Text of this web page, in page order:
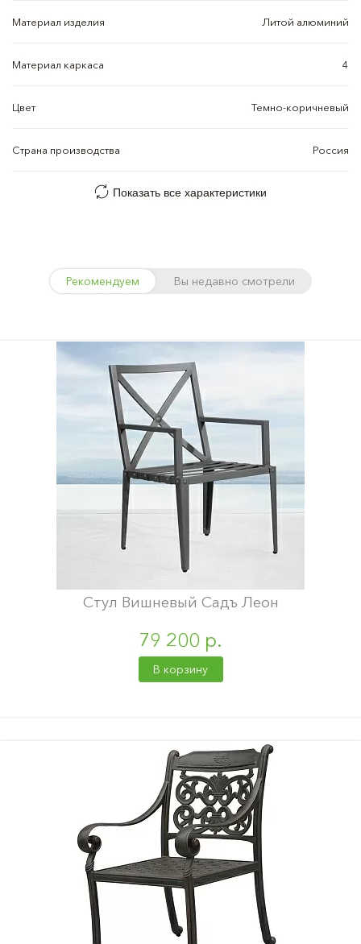
Материал изделия Литой алюминий
Материал каркаса 4
Цвет Темно-коричневый
Страна производства Россия
Показать все характеристики
Рекомендуем Вы недавно смотрели
Стул Вишневый Садъ Леон
79 200 р.
В корзину